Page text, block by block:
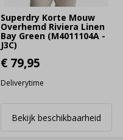
Superdry Korte Mouw
Overhemd Riviera Linen
Bay Green (M4011104A -
J3C)
€ 79,95
Deliverytime
Bekijk beschikbaarheid